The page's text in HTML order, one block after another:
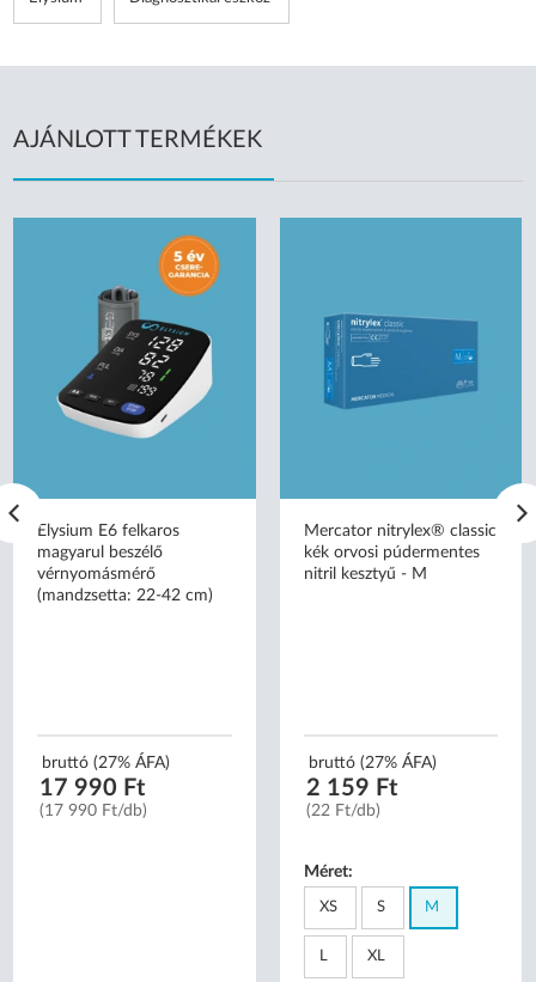
AJÁNLOTT TERMÉKEK
Elysium E6 felkaros
magyarul beszélő
vérnyomásmérő
(mandzsetta: 22-42 cm)
bruttó (27% ÁFA)
17 990 Ft
(17 990 Ft/db)
Mercator nitrylex® classic
kék orvosi púdermentes
nitril kesztyű - M
bruttó (27% ÁFA)
2 159 Ft
(22 Ft/db)
Méret:
XS S M
L XL